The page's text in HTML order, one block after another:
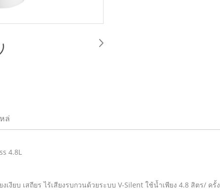
ล่
4.8L
เงียบ เสถียร ไร้เสียงรบกวนด้วยระบบ V-Silent ใช้น้ำเพียง 4.8 สิตร/ ครั้ง